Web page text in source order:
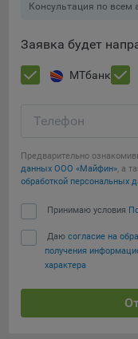
Консультация по всем
Заявка будет
МТбанк
Телефон
Предварительно
данных ООО «Майфин», а
обработкой персональных
Принимаю условия
Даю согласие на
получения
характера